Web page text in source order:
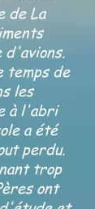
de La
temps de
les
à l'abri
a été
perdu.
trop
ont